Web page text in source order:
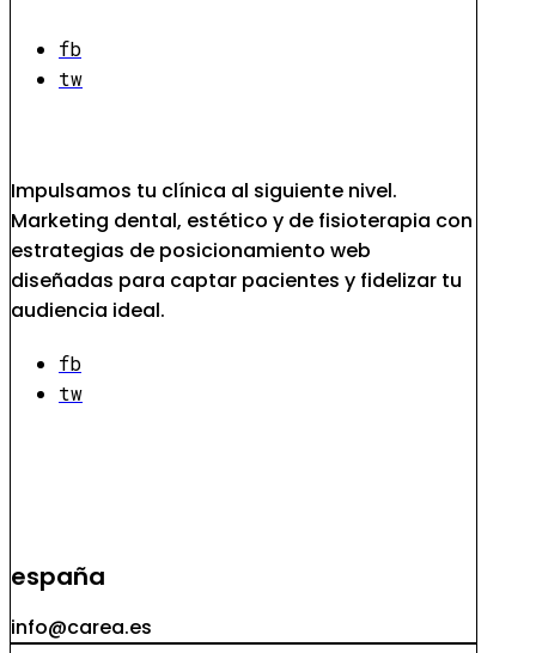
fb
tw
Impulsamos tu clínica al siguiente nivel.
Marketing dental, estético y de fisioterapia con
estrategias de posicionamiento web
diseñadas para captar pacientes y fidelizar tu
audiencia ideal.
fb
tw
españa
info@carea.es